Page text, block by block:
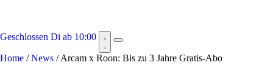
Geschlossen Di ab 10:00
Home / News / Arcam x Roon: Bis zu 3 Jahre Gratis-Abo